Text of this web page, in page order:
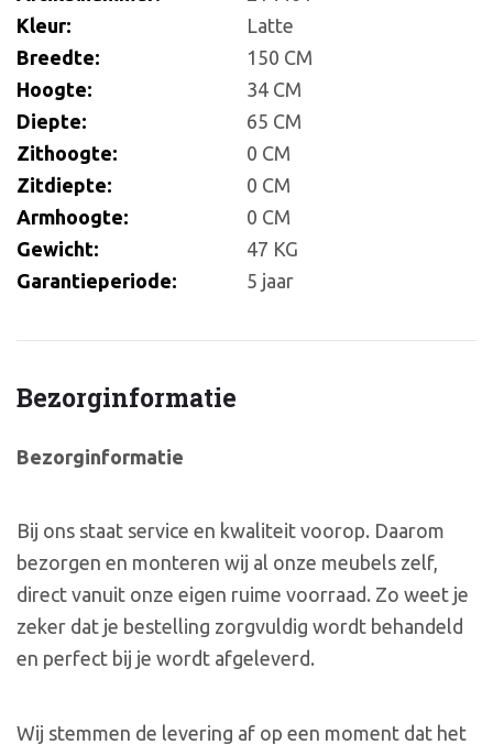
Kleur:
Latte
Breedte:
150 CM
Hoogte:
34 CM
Diepte:
65 CM
Zithoogte:
0 CM
Zitdiepte:
0 CM
Armhoogte:
0 CM
Gewicht:
47 KG
Garantieperiode:
5 jaar
Bezorginformatie
Bezorginformatie
Bij ons staat service en kwaliteit voorop. Daarom
bezorgen en monteren wij al onze meubels zelf,
direct vanuit onze eigen ruime voorraad. Zo weet je
zeker dat je bestelling zorgvuldig wordt behandeld
en perfect bij je wordt afgeleverd.
Wij stemmen de levering af op een moment dat het